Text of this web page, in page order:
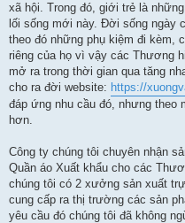
xã hội. Trong đó, giới trẻ là
lối sống mới này. Đời sống ngày
theo đó những phụ kiệm đi kèm,
riêng của họ vì vậy các Thương
mở ra trong thời gian qua tăng
cho ra đời website: https://
đáp ứng nhu cầu đó, nhưng theo
hơn.
Công ty chúng tôi chuyên nhận
Quần áo Xuất khẩu cho các
chúng tôi có 2 xưởng sản xuất
cung cấp ra thị trường các sản
yêu cầu đó chúng tôi đã không